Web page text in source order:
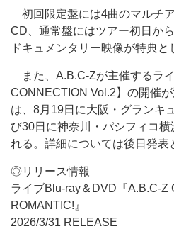
初回限定盤には4曲のマルチ
CD、通常盤にはツアー初日か
ドキュメンタリー映像が特典と
また、A.B.C-Zが主催するラ
CONNECTION Vol.2】の開催
は、8月19日に大阪・グランキ
び30日に神奈川・パシフィコ
れる。詳細については後日発表
◎リリース情報
ライブBlu-ray＆DVD『A.B.C-Z
ROMANTIC!』
2026/3/31 RELEASE